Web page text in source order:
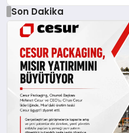
Son Dakika